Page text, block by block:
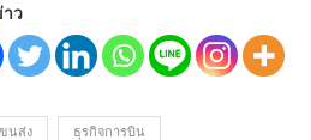
ว
นส่ง ธุรกิจการบิน